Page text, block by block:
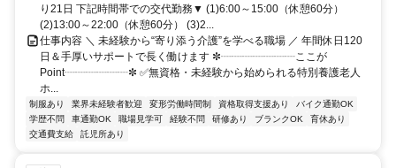
り21日 下記時間帯での交代勤務▼ (1)6:00～15:00（休憩60分）
(2)13:00～22:00（休憩60分） (3)2...
仕事内容 ＼ 未経験から“寄り添う介護”を学べる職場 ／ 年間休日120
日＆手厚いサポートで長く働けます ✼┈┈┈┈┈┈┈ここが
Point┈┈┈┈┈┈✼ ✅無資格・未経験から始められる特別養護老人
ホ...
制服あり 業界未経験者歓迎 変形労働時間制 資格取得支援あり
バイク通勤OK
学歴不問
車通勤OK 職場見学可 経験不問 研修あり ブランクOK
育休あり
交通費支給
託児所あり